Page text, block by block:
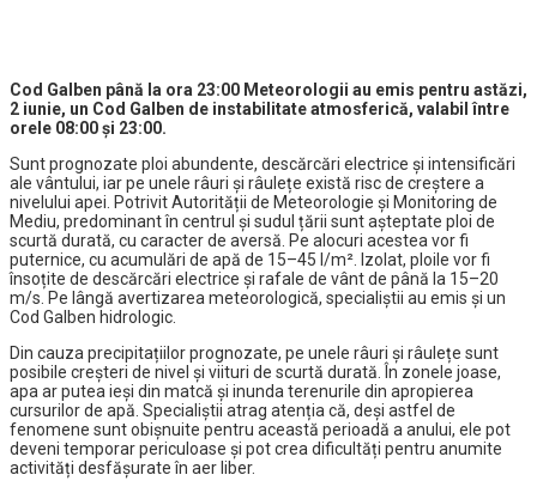
Cod Galben până la ora 23:00 Meteorologii au emis pentru astăzi,
2 iunie, un Cod Galben de instabilitate atmosferică, valabil între
orele 08:00 și 23:00.
Sunt prognozate ploi abundente, descărcări electrice și intensificări
ale vântului, iar pe unele râuri și râulețe există risc de creștere a
nivelului apei. Potrivit Autorității de Meteorologie și Monitoring de
Mediu, predominant în centrul și sudul țării sunt așteptate ploi de
scurtă durată, cu caracter de aversă. Pe alocuri acestea vor fi
puternice, cu acumulări de apă de 15–45 l/m². Izolat, ploile vor fi
însoțite de descărcări electrice și rafale de vânt de până la 15–20
m/s. Pe lângă avertizarea meteorologică, specialiștii au emis și un
Cod Galben hidrologic.
Din cauza precipitațiilor prognozate, pe unele râuri și râulețe sunt
posibile creșteri de nivel și viituri de scurtă durată. În zonele joase,
apa ar putea ieși din matcă și inunda terenurile din apropierea
cursurilor de apă. Specialiștii atrag atenția că, deși astfel de
fenomene sunt obișnuite pentru această perioadă a anului, ele pot
deveni temporar periculoase și pot crea dificultăți pentru anumite
activități desfășurate în aer liber.